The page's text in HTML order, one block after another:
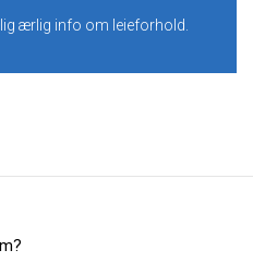
ærlig info om leieforhold.